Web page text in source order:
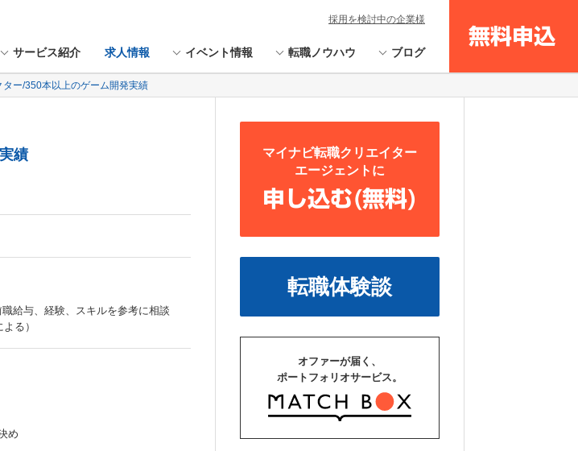
サービス紹介 求人情報 イベント情報 転職ノウハウ ブログ
無料申込
採用を検討中の企業様
ター/350本以上のゲーム開発実績
績
給与、経験、スキルを参考に相談
る）
め
マイナビ転職クリエイター
エージェントに
申し込む(無料)
転職体験談
オファーが届く、
ポートフォリオサービス。